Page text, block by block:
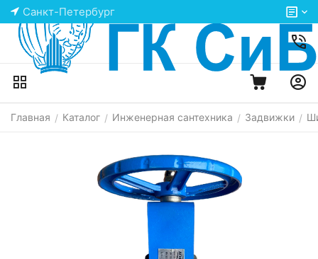
Санкт-Петербург
Главная / Каталог / Инженерная сантехника / Задвижки /